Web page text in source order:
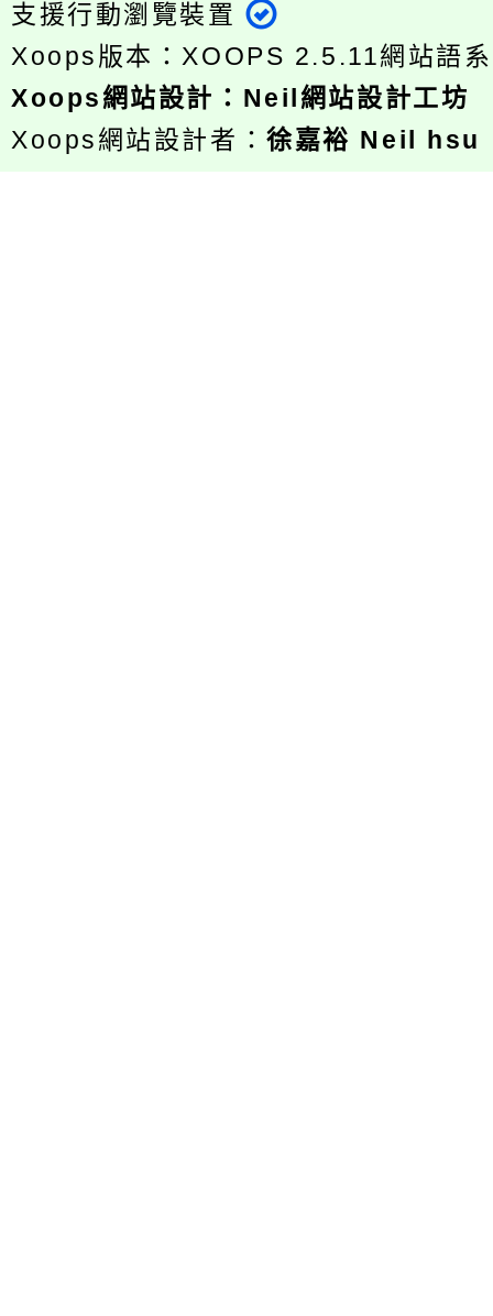
支援行動瀏覽裝置
Xoops版本：XOOPS 2.5.11網站語
Xoops網站設計 ： Neil網站設計工坊
Xoops網站設計者：徐嘉裕 Neil hsu